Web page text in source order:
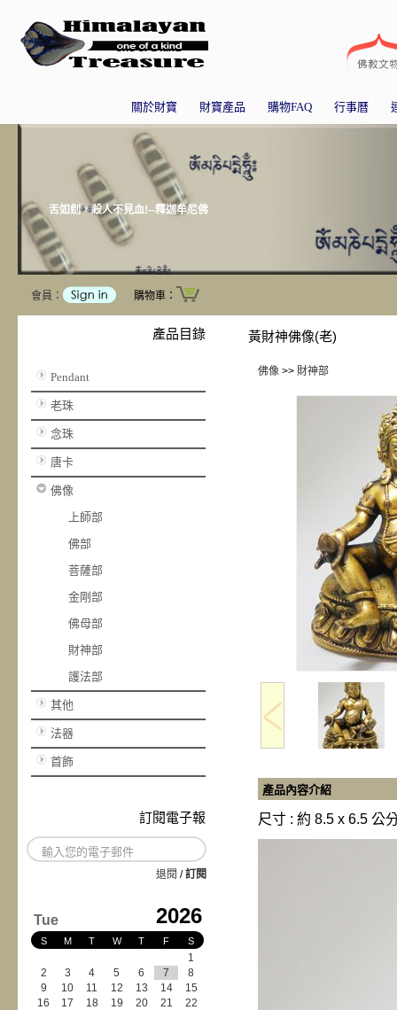
關於財寶 財寶產品 購物FAQ 行事曆
舌如劍，殺人不見血!--釋迦牟尼佛
會員： 購物車：
產品目錄
Pendant
老珠
念珠
唐卡
佛像
上師部
佛部
菩薩部
金剛部
佛母部
財神部
護法部
其他
法器
首飾
訂閱電子報
退閱 /訂閱
Tue 2026
S M T W T F S
1
2
3 4 5 6 7
8
9
10 11 12 13 14
15
16
17 18 19 20 21
22
黃財神佛像(老)
佛像>> 財神部
產品內容介紹
尺寸 : 約 8.5 x 6.5 公